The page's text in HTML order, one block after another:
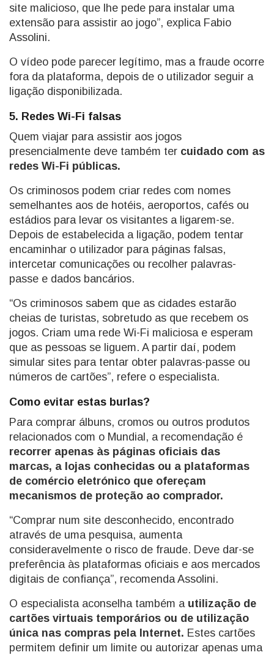
site malicioso, que lhe pede para instalar uma
extensão para assistir ao jogo”, explica Fabio
Assolini.
O vídeo pode parecer legítimo, mas a fraude ocorre
fora da plataforma, depois de o utilizador seguir a
ligação disponibilizada.
5. Redes Wi-Fi falsas
Quem viajar para assistir aos jogos
presencialmente deve também ter cuidado com as
redes Wi-Fi públicas.
Os criminosos podem criar redes com nomes
semelhantes aos de hotéis, aeroportos, cafés ou
estádios para levar os visitantes a ligarem-se.
Depois de estabelecida a ligação, podem tentar
encaminhar o utilizador para páginas falsas,
intercetar comunicações ou recolher palavras-
passe e dados bancários.
“Os criminosos sabem que as cidades estarão
cheias de turistas, sobretudo as que recebem os
jogos. Criam uma rede Wi-Fi maliciosa e esperam
que as pessoas se liguem. A partir daí, podem
simular sites para tentar obter palavras-passe ou
números de cartões”, refere o especialista.
Como evitar estas burlas?
Para comprar álbuns, cromos ou outros produtos
relacionados com o Mundial, a recomendação é
recorrer apenas às páginas oficiais das
marcas, a lojas conhecidas ou a plataformas
de comércio eletrónico que ofereçam
mecanismos de proteção ao comprador.
“Comprar num site desconhecido, encontrado
através de uma pesquisa, aumenta
consideravelmente o risco de fraude. Deve dar-se
preferência às plataformas oficiais e aos mercados
digitais de confiança”, recomenda Assolini.
O especialista aconselha também a utilização de
cartões virtuais temporários ou de utilização
única nas compras pela Internet. Estes cartões
permitem definir um limite ou autorizar apenas uma